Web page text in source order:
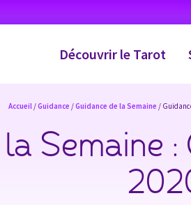
Découvrir le Tarot
Accueil/Guidance /Guidance de la Semaine /
Semaine